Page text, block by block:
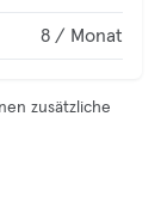
8 / Monat
zusätzliche